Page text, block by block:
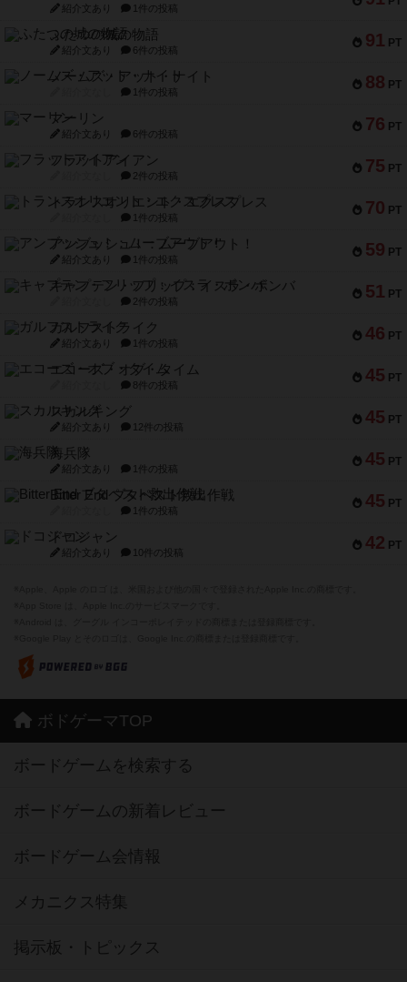
紹介文あり 1件の投稿
91 PT
ふたつの城の物語
紹介文あり 6件の投稿
88 PT
ノームズ・アット・ナイト
1件の投稿
76 PT
マーリン
紹介文あり 6件の投稿
75 PT
フラットアイアン
2件の投稿
70 PT
トランスオリエント・エクスプレス
1件の投稿
59 PT
アンブッシュ！：ムーブアウト！
紹介文あり 1件の投稿
51 PT
キャプテン・フリップ：イスラ・ボンバ
2件の投稿
46 PT
ガルフストライク
紹介文あり 1件の投稿
45 PT
エコーズ・オブ・タイム
8件の投稿
45 PT
スカルキング
紹介文あり 12件の投稿
45 PT
海兵隊
紹介文あり 1件の投稿
45 PT
Bitter End ブタペスト救出作戦
1件の投稿
42 PT
ドコジャン
紹介文あり 10件の投稿
ボドゲーマTOP
ボードゲームを検索する
ボードゲームの新着レビュー
ボードゲーム会情報
メカニクス特集
掲示板・トピックス